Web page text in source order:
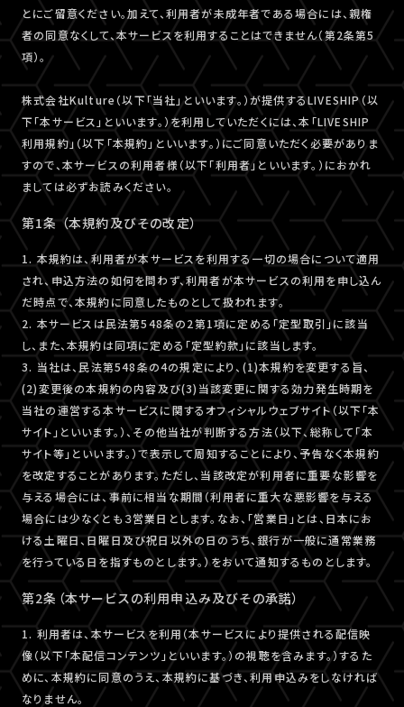
とにご留意ください。加えて、利用者が未成年者である場合には、親権
者の同意なくして、本サービスを利用することはできません（第2条第5
項）。
株式会社Kulture（以下「当社」といいます。）が提供するLIVESHIP（以
下「本サービス」といいます。）を利用していただくには、本「LIVESHIP
利用規約」（以下「本規約」といいます。）にご同意いただく必要がありま
すので、本サービスの利用者様（以下「利用者」といいます。）におかれ
ましては必ずお読みください。
第1条 （本規約及びその改定）
1. 本規約は、利用者が本サービスを利用する一切の場合について適用
され、申込方法の如何を問わず、利用者が本サービスの利用を申し込ん
だ時点で、本規約に同意したものとして扱われます。
2. 本サービスは民法第548条の2第1項に定める「定型取引」に該当
し、また、本規約は同項に定める「定型約款」に該当します。
3. 当社は、民法第548条の4の規定により、(1)本規約を変更する旨、
(2)変更後の本規約の内容及び(3)当該変更に関する効力発生時期を
当社の運営する本サービスに関するオフィシャルウェブサイト（以下「本
サイト」といいます。）、その他当社が判断する方法（以下、総称して「本
サイト等」といいます。）で表示して周知することにより、予告なく本規約
を改定することがあります。ただし、当該改定が利用者に重要な影響を
与える場合には、事前に相当な期間（利用者に重大な悪影響を与える
場合には少なくとも３営業日とします。なお、「営業日」とは、日本にお
ける土曜日、日曜日及び祝日以外の日のうち、銀行が一般に通常業務
を行っている日を指すものとします。）をおいて通知するものとします。
第2条（本サービスの利用申込み及びその承諾）
1. 利用者は、本サービスを利用（本サービスにより提供される配信映
像（以下「本配信コンテンツ」といいます。）の視聴を含みます。）するた
めに、本規約に同意のうえ、本規約に基づき、利用申込みをしなければ
なりません。